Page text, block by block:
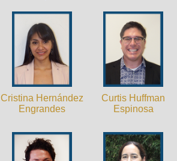
Cristina Hernández
Engrandes
Curtis Huffman
Espinosa